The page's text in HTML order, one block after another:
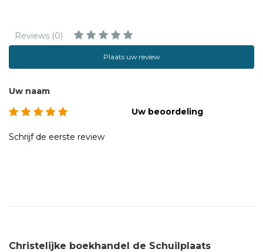
Reviews (0)
Plaats uw review
Uw naam
Uw beoordeling
Schrijf de eerste review
Christelijke boekhandel de Schuilplaats